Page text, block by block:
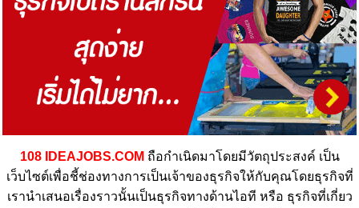
108 IDEAJOBS.COM ถือกำเนิดมาโดยมีวัตถุประสงค์ เป็น
เว็บไซต์เพื่อชี้ช่องทางการเป็นเจ้าของธุรกิจให้กับคุณโดยธุรกิจที่
เรานำเสนอเรื่องราวนั้นเป็นธุรกิจทางด้านไอที หรือ ธุรกิจที่เกี่ยว